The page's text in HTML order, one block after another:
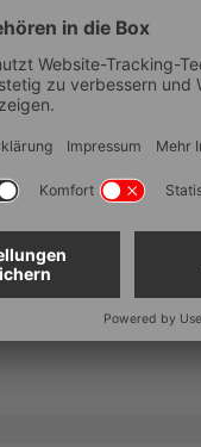
- Set 1/4
für Euroboxen
565 x 365 x 220 mm |
600 x 400 x 220 mm
Zum Artikel